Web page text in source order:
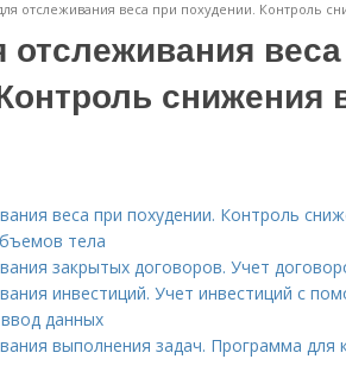
отслеживания веса при похудении. Контроль
отслеживания
снижения
веса при похудении. Контроль
тела
закрытых договоров. Учет
инвестиций. Учет инвестиций с
данных
выполнения задач. Программа для